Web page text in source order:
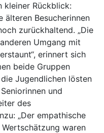
kleiner Rückblick:
älteren Besucherinnen
zurückhaltend. „Die
Umgang mit
erinnert sich
beide Gruppen
Jugendlichen lösten
und
des
„Der empathische
waren